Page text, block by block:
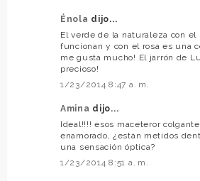
Énola dijo...
El verde de la naturaleza con el
funcionan y con el rosa es una
me gusta mucho! El jarrón de
precioso!
1/23/2014 8:47 a. m.
Amina dijo...
Ideal!!!! esos maceteror
enamorado, ¿están metidos
una sensación óptica?
1/23/2014 8:51 a. m.